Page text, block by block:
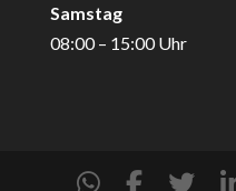
Samstag
08:00 – 15:00 Uhr